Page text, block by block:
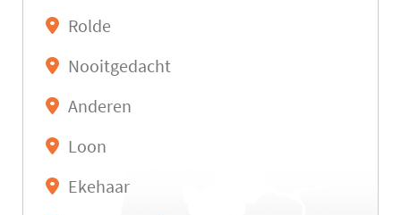
Rolde
Nooitgedacht
Anderen
Loon
Ekehaar